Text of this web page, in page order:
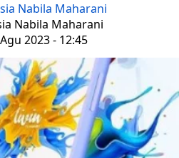
Nabila Maharani
Nabila Maharani
2023 - 12:45